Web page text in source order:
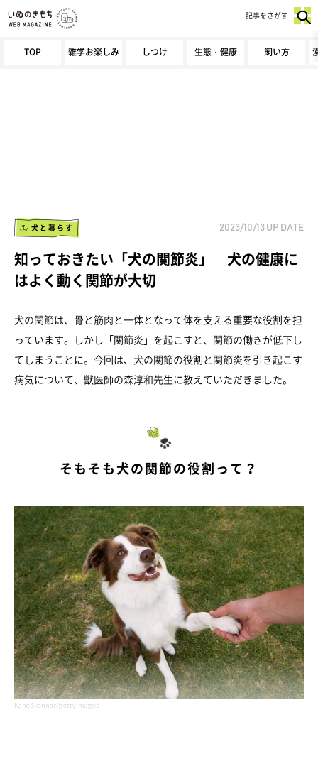
TOP 雑学お楽しみ しつけ 生態・健康 飼い方
記事をさがす
犬と暮らす 2023/10/13 UP DATE
知っておきたい「犬の関節炎」 犬の健康に
はよく動く関節が大切
犬の関節は、骨と筋肉と一体となって体を支える重要な役割を担
っています。しかし「関節炎」を起こすと、関節の働きが低下し
てしまうことに。今回は、犬の関節の役割と関節炎を引き起こす
病気について、獣医師の森淳和先生に教えていただきました。
そもそも犬の関節の役割って？
Kane Skennar/gettyimages